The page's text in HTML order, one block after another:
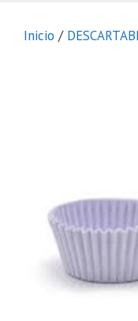
Inicio /